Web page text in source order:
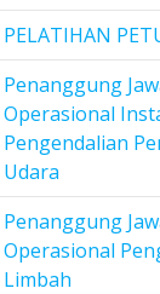
PELATIHAN
Penanggung
Operasional
Pengendalian
Udara
Penanggung
Operasional
Limbah